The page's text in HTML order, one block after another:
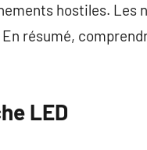
hostiles. Les
résumé,
LED